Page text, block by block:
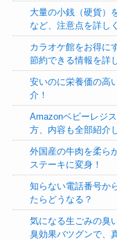
大量の小銭（硬貨）
など、注意点を詳し
カラオケ館をお得に
節約できる情報を詳
安いのに栄養価の高
介！
Amazonベビーレジ
方、内容も全部紹介
外国産の牛肉を柔ら
ステーキに変身！
知らない電話番号か
たらどうなる？
気になる生ごみの臭
臭効果バツグンで、